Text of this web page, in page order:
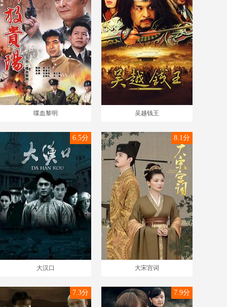
喋血黎明 吴越钱王
大汉口
6.5分
大宋宫词
8.1分
7.3分 7.9分